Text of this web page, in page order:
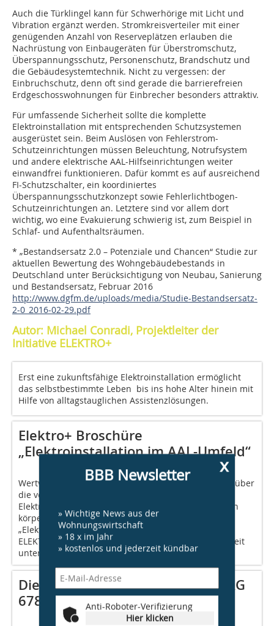
Auch die Türklingel kann für Schwerhörige mit Licht und
Vibration ergänzt werden. Stromkreisverteiler mit einer
genügenden Anzahl von Reserveplätzen erlauben die
Nachrüstung von Einbaugeräten für Überstromschutz,
Überspannungsschutz, Personenschutz, Brandschutz und
die Gebäudesystemtechnik. Nicht zu vergessen: der
Einbruchschutz, denn oft sind gerade die barrierefreien
Erdgeschosswohnungen für Einbrecher besonders attraktiv.
Für umfassende Sicherheit sollte die komplette
Elektroinstallation mit entsprechenden Schutzsystemen
ausgerüstet sein. Beim Auslösen von Fehlerstrom-
Schutzeinrichtungen müssen Beleuchtung, Notrufsystem
und andere elektrische AAL-Hilfseinrichtungen weiter
einwandfrei funktionieren. Dafür kommt es auf ausreichend
FI-Schutzschalter, ein koordiniertes
Überspannungsschutzkonzept sowie Fehlerlichtbogen-
Schutzeinrichtungen an. Letztere sind vor allem dort
wichtig, wo eine Evakuierung schwierig ist, zum Beispiel in
Schlaf- und Aufenthaltsräumen.
* „Bestandsersatz 2.0 – Potenziale und Chancen“ Studie zur
aktuellen Bewertung des Wohngebäudebestands in
Deutschland unter Berücksichtigung von Neubau, Sanierung
und Bestandsersatz, Februar 2016
http://www.dgfm.de/uploads/media/Studie-Bestandsersatz-
2-0_2016-02-29.pdf
Autor: Michael Conradi, Projektleiter der
Initiative ELEKTRO+
Erst eine zukunftsfähige Elektroinstallation ermöglicht
das selbstbestimmte Leben bis ins hohe Alter hinein mit
Hilfe von alltagstauglichen Assistenzlösungen.
Elektro+ Broschüre
„Elektroinstallation im AAL-Umfeld“
Wertvolle Hilfe bei der Planung und einen Überblick über
die verschiedenen Anforderungen an die
Elektroinstallation in Bezug auf die unterschiedlichen
körperlichen Einschränkungen bietet die Broschüre
„Elektroinstallation im AAL-Umfeld“ der Initiative
ELEKTRO+. Sie steht zum kostenfreien Download bereit
unter
https://www.elektro-plus.com/aal
Die Ausstattungswerte der RAL-RG
678
x
BBB Newsletter
» Wichtige News aus der
Wohnungswirtschaft
» 18 x im Jahr
» kostenlos und jederzeit kündbar
Anti-Roboter-Verifizierung
Hier klicken